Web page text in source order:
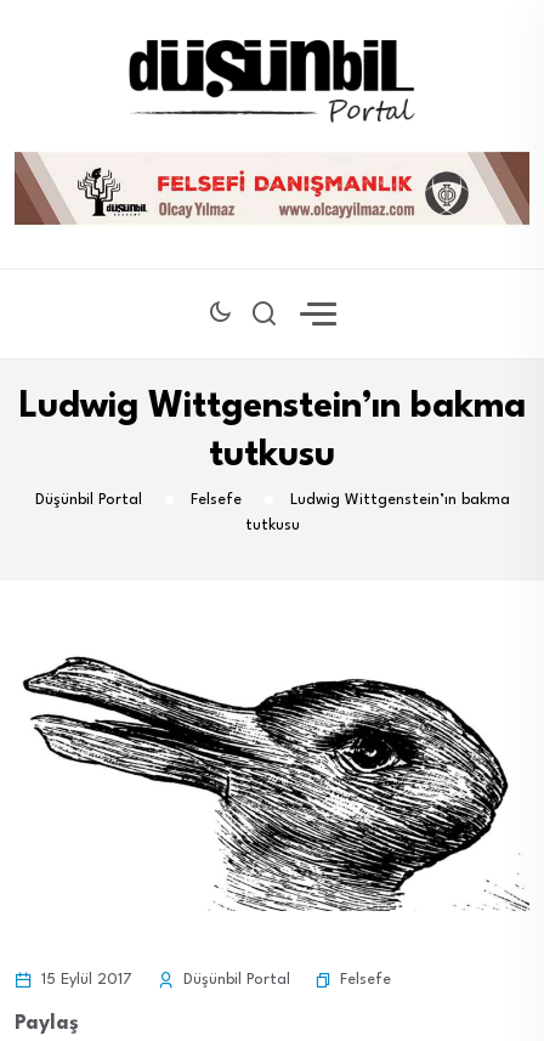
Ludwig Wittgenstein’ın bakma
tutkusu
Düşünbil Portal Felsefe
Ludwig Wittgenstein’ın bakma
tutkusu
15 Eylül 2017 Düşünbil Portal Felsefe
Paylaş